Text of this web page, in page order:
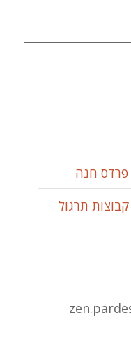
פרדס חנה
קבוצות תרגול